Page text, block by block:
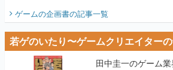
ビュー】
ゲームの企画書の記事一覧
若ゲのいたり〜ゲームクリエイター
田中圭一のゲーム